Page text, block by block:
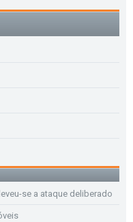
se a ataque deliberado